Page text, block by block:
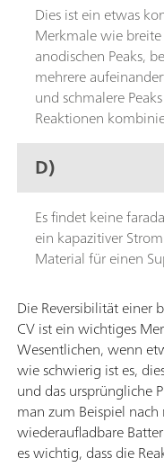
Dies ist ein etwas
Merkmale wie
anodischen Peaks,
mehrere
und schmalere
Reaktionen
D)
Es findet keine
ein kapazitiver
Material für einen
Die Reversibilität einer
CV ist ein wichtiges
Wesentlichen, wenn
wie schwierig ist es,
und das ursprüngliche
man zum Beispiel
wiederaufladbare
es wichtig, dass die